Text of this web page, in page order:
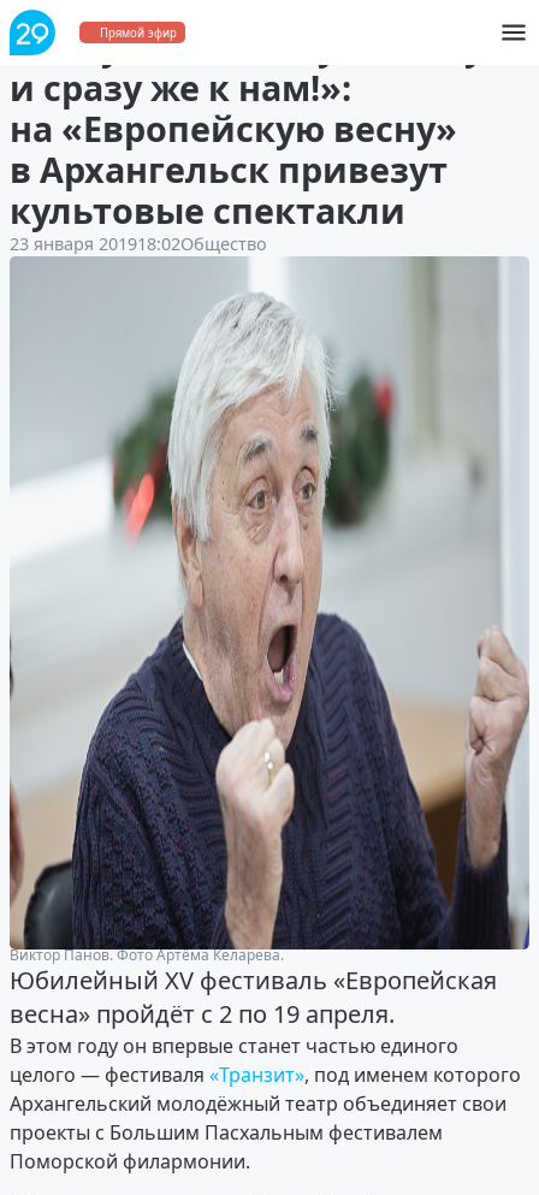
Прямой эфир
«Получат „Золотую маску“,
и сразу же к нам!»:
на «Европейскую весну»
в Архангельск привезут
культовые спектакли
23 января 201918:02Общество
Виктор Панов. Фото Артёма Келарева.
Юбилейный XV фестиваль «Европейская
весна» пройдёт с 2 по 19 апреля.
В этом году он впервые станет частью единого
целого — фестиваля «Транзит», под именем которого
Архангельский молодёжный театр объединяет свои
проекты с Большим Пасхальным фестивалем
Поморской филармонии.